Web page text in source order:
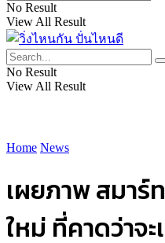
No Result
View All Result
No Result
View All Result
Home News
เผยภาพ สมาร์
ใหม่ ที่คาดว่าจ